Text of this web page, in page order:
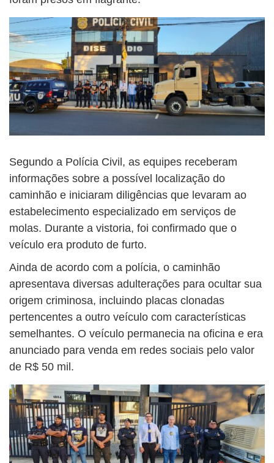
Segundo a Polícia Civil, as equipes receberam
informações sobre a possível localização do
caminhão e iniciaram diligências que levaram ao
estabelecimento especializado em serviços de
molas. Durante a vistoria, foi confirmado que o
veículo era produto de furto.
Ainda de acordo com a polícia, o caminhão
apresentava diversas adulterações para ocultar sua
origem criminosa, incluindo placas clonadas
pertencentes a outro veículo com características
semelhantes. O veículo permanecia na oficina e era
anunciado para venda em redes sociais pelo valor
de R$ 50 mil.